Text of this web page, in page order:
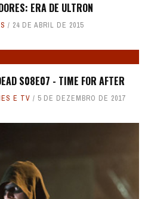
ERA DE ULTRON
24 DE ABRIL DE 2015
S08E07 - TIME FOR AFTER
E TV 5 DE DEZEMBRO DE 2017